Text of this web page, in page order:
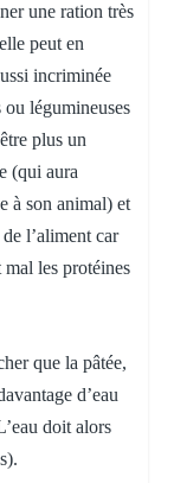
une ration très
peut en
incriminée
légumineuses
plus un
(qui aura
à son animal) et
l’aliment car
les protéines
que la pâtée,
d’eau
doit alors